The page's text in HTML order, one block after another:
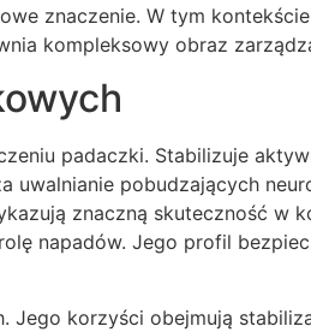
znaczenie. W tym
kompleksowy obraz
padaczki. Stabilizuje
uwalnianie pobudzających
znaczną skuteczność w
napadów. Jego profil
Jego korzyści obejmują